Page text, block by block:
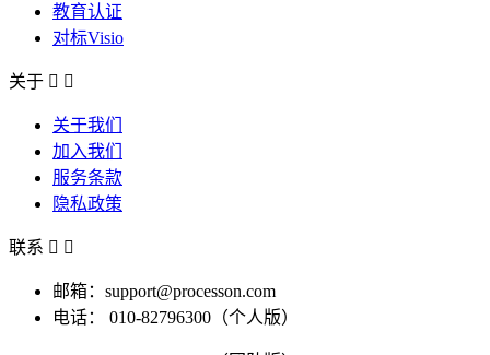
教育认证
对标Visio
关于  
关于我们
加入我们
服务条款
隐私政策
联系  
邮箱：support@processon.com
电话：
010-82796300（个人版）